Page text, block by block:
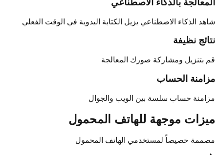
المعالجة بالذكاء الاصطناعي
شاهد الذكاء الاصطناعي يزيل الكتابة اليدوية في الوقت الفعلي
نتائج نظيفة
قم بتنزيل ومشاركة صورك المعالجة
مزامنة الحساب
مزامنة حساب سلسة بين الويب والجوال
ميزات موجهة للهاتف المحمول
مصممة خصيصاً لمستخدمي الهاتف المحمول